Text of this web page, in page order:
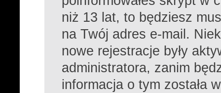
niż 13 lat, to będziesz
na Twój adres e-mail.
nowe rejestracje były
administratora, zanim
informacja o tym została